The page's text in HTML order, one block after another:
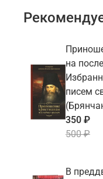
на
писем
350 ₽
500 ₽
В